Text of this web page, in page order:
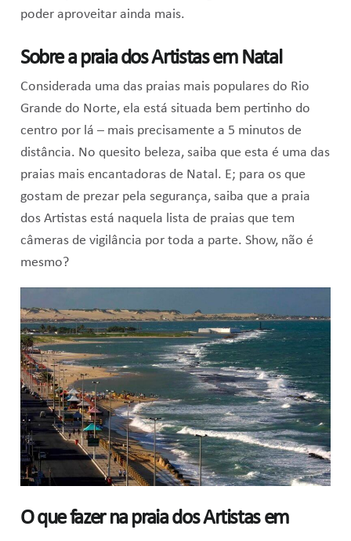
poder aproveitar ainda mais.
Sobre a praia dos Artistas em Natal
Considerada uma das praias mais populares do Rio
Grande do Norte, ela está situada bem pertinho do
centro por lá – mais precisamente a 5 minutos de
distância. No quesito beleza, saiba que esta é uma das
praias mais encantadoras de Natal. E; para os que
gostam de prezar pela segurança, saiba que a praia
dos Artistas está naquela lista de praias que tem
câmeras de vigilância por toda a parte. Show, não é
mesmo?
O que fazer na praia dos Artistas em